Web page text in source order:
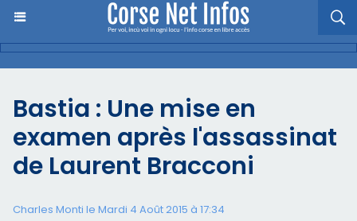
Bastia : Une mise en
examen après l'assassinat
de Laurent Bracconi
Charles Monti le Mardi 4 Août 2015 à 17:34